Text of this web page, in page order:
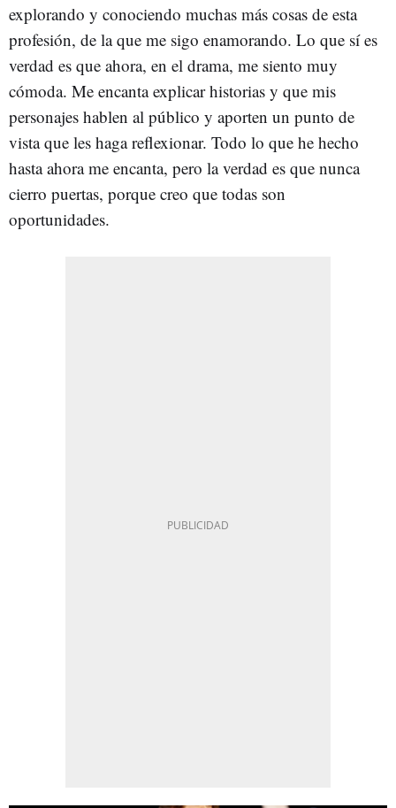
explorando y conociendo muchas más cosas de esta
profesión, de la que me sigo enamorando. Lo que sí es
verdad es que ahora, en el drama, me siento muy
cómoda. Me encanta explicar historias y que mis
personajes hablen al público y aporten un punto de
vista que les haga reflexionar. Todo lo que he hecho
hasta ahora me encanta, pero la verdad es que nunca
cierro puertas, porque creo que todas son
oportunidades.